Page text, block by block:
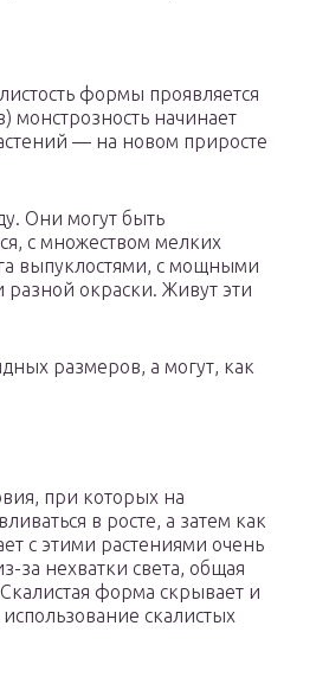
формы проявляется
монстрозность начинает
— на новом приросте
Они могут быть
с множеством мелких
выпуклостями, с мощными
окраски. Живут эти
размеров, а могут, как
при которых на
в росте, а затем как
с этими растениями очень
за нехватки света, общая
форма скрывает и
скалистых